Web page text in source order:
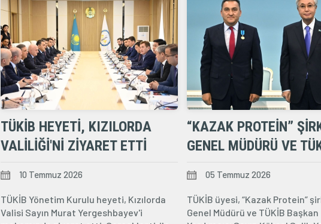
TÜKİB HEYETI, KIZILORDA
VALILIĞI'NI ZIYARET ETTI
10 Temmuz 2026
TÜKİB Yönetim Kurulu heyeti, Kızılorda
Valisi Sayın Murat Yergeshbayev'i
“KAZAK PROTEIN”
GENEL MÜDÜRÜ VE
KÖKSAL SALIH YILDIZ
KAZAKISTAN
05 Temmuz 2026
TÜKİB üyesi, “Kazak Protein”
Genel Müdürü ve TÜKİB Başkan